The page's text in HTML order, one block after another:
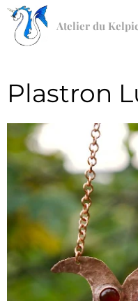
Atelier du
Plastron